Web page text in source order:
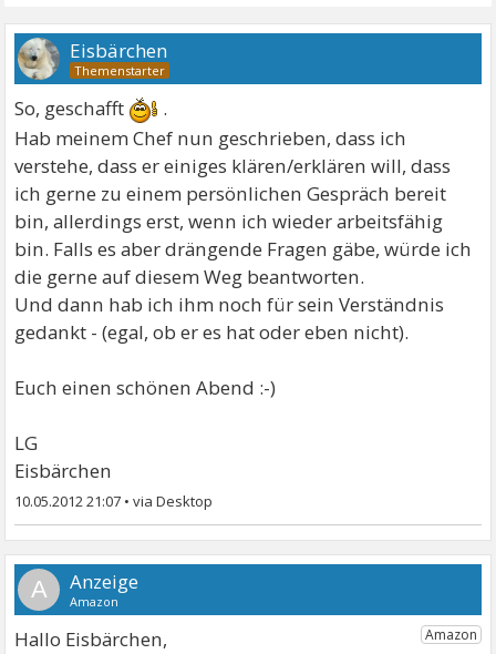
Eisbärchen
So, geschafft
.
Hab meinem Chef nun geschrieben, dass ich
verstehe, dass er einiges klären/erklären will, dass
ich gerne zu einem persönlichen Gespräch bereit
bin, allerdings erst, wenn ich wieder arbeitsfähig
bin. Falls es aber drängende Fragen gäbe, würde ich
die gerne auf diesem Weg beantworten.
Und dann hab ich ihm noch für sein Verständnis
gedankt - (egal, ob er es hat oder eben nicht).
Euch einen schönen Abend :-)
LG
Eisbärchen
10.05.2012 21:07 •
A
Hallo Eisbärchen,